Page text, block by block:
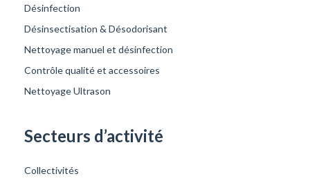
Désinfection
Désinsectisation & Désodorisant
Nettoyage manuel et désinfection
Contrôle qualité et accessoires
Nettoyage Ultrason
Secteurs d’activité
Collectivités